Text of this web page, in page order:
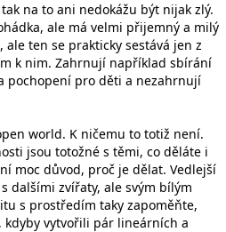
na to ani nedokážu být nijak zlý.
ale má velmi přijemný a milý
ten se prakticky sestává jen z
k nim. Zahrnují například sbírání
pochopení pro děti a nezahrnují
world. K ničemu to totiž není.
jsou totožné s těmi, co děláte i
moc důvod, proč je dělat. Vedlejší
dalšími zvířaty, ale svým bílým
s prostředím taky zapoměňte,
vytvořili pár lineárních a